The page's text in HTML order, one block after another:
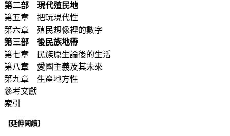
第二部 現代殖民地
第五章 把玩現代性
第六章 殖民想像裡的數字
第三部 後民族地帶
第七章 民族原生論後的生活
第八章 愛國主義及其未來
第九章 生產地方性
參考文獻
索引
【延伸閱讀】